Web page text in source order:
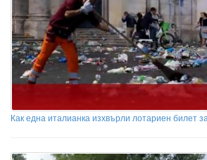
Как една италианка изхвърли лотариен билет